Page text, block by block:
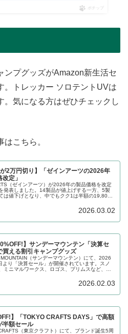
ポチップ
ンプグッズがAmazon新生活セ
。トレッカー ソロテントUVは
。気になる方はぜひチェックし
こちら。
が2万円切り】「ゼインアーツの2026年
定」
（ゼインアーツ）が2026年の製品価格を改定
発表しました。14製品が値上げする一方、5製
は値下げとなり、中でもクク1は半額の19,800
2026.03.02
】サンデーマウンテン「決算セ
買える割引キャンプグッズ
（サンデーマウンテン）にて、2026
より「決算セール」が開催されています。スノ
ミニマルワークス、ロゴス、プリムスなど、人
います。詳細をレビューします。2026.02.03
】「TOKYO CRAFTS DAYS」で高額
半額セール
（東京クラフト）にて、ブランド誕生5周